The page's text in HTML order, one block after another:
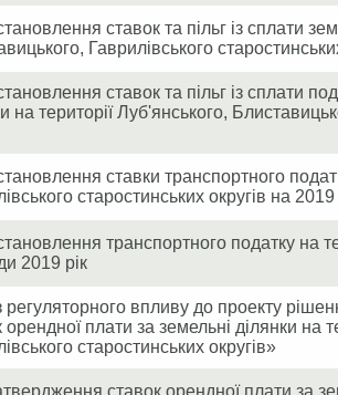
ставок та пільг із сплати
Гаврилівського
ставок та пільг із сплати
на території Луб'янського,
ставки транспортного
старостинських округів на 2019
транспортного податку на
2019 рік
регуляторного впливу до проекту
орендної плати за земельні ділянки на
старостинських округів»
ставок орендної плати за